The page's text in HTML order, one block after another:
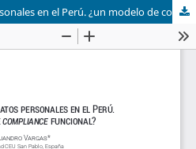
La protección de datos personales en el Perú. ¿un modelo de compliance funcional?